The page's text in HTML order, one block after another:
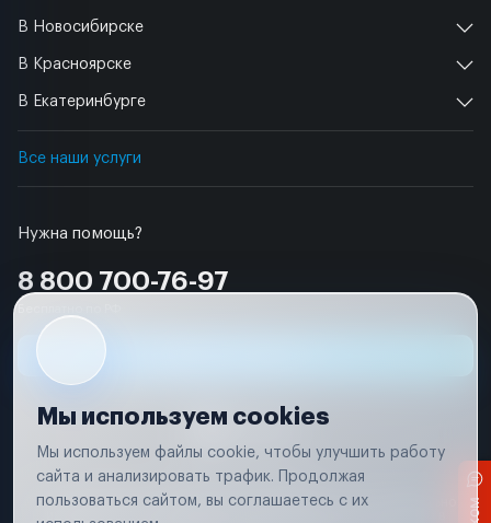
Нужна помощь?
8 800 700-76-97
В Новосибирске
В Красноярске
В Екатеринбурге
Все наши услуги
Условия использования
Вся информация, представленная на сайте, носит исключительно
Мы используем cookies
Мы используем файлы cookie, чтобы улучшить работу
сайта и анализировать трафик. Продолжая
пользоваться сайтом, вы соглашаетесь с их